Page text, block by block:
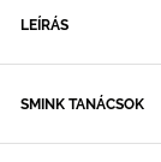
LEÍRÁS
SMINK TANÁCSOK